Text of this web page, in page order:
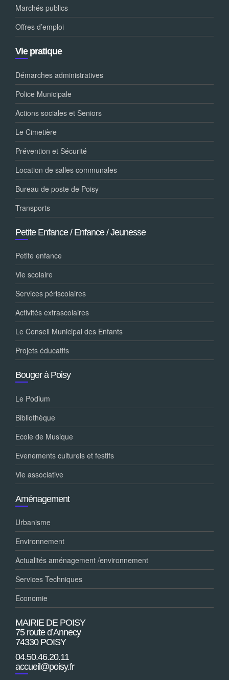
Marchés publics
Offres d’emploi
Vie pratique
Démarches administratives
Police Municipale
Actions sociales et Seniors
Le Cimetière
Prévention et Sécurité
Location de salles communales
Bureau de poste de Poisy
Transports
Petite Enfance / Enfance / Jeunesse
Petite enfance
Vie scolaire
Services périscolaires
Activités extrascolaires
Le Conseil Municipal des Enfants
Projets éducatifs
Bouger à Poisy
Le Podium
Bibliothèque
Ecole de Musique
Evenements culturels et festifs
Vie associative
Aménagement
Urbanisme
Environnement
Actualités aménagement /environnement
Services Techniques
Economie
MAIRIE DE POISY
75 route d’Annecy
74330 POISY
04.50.46.20.11
accueil@poisy.fr